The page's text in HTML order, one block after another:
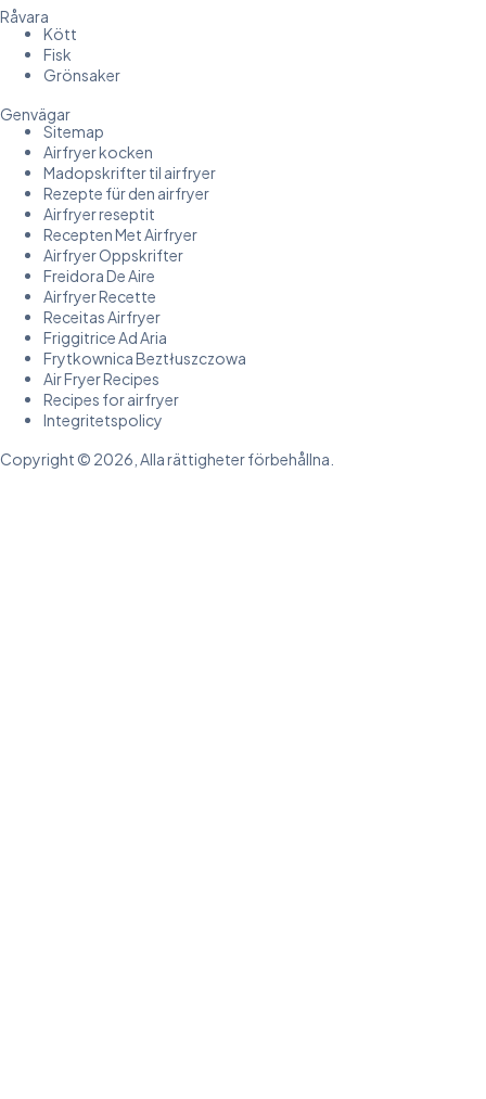
Råvara
Kött
Fisk
Grönsaker
Genvägar
Sitemap
Airfryer kocken
Madopskrifter til airfryer
Rezepte für den airfryer
Airfryer reseptit
Recepten Met Airfryer
Airfryer Oppskrifter
Freidora De Aire
Airfryer Recette
Receitas Airfryer
Friggitrice Ad Aria
Frytkownica Beztłuszczowa
Air Fryer Recipes
Recipes for airfryer
Integritetspolicy
Copyright © 2026, Alla rättigheter förbehållna.